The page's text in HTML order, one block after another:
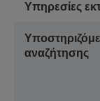
Υπηρεσίες
αναζήτησης